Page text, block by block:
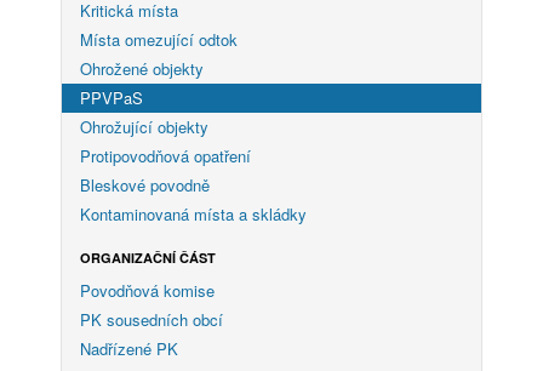
Kritická místa
Místa omezující odtok
Ohrožené objekty
PPVPaS
Ohrožující objekty
Protipovodňová opatření
Bleskové povodně
Kontaminovaná místa a skládky
ORGANIZAČNÍ ČÁST
Povodňová komise
PK sousedních obcí
Nadřízené PK